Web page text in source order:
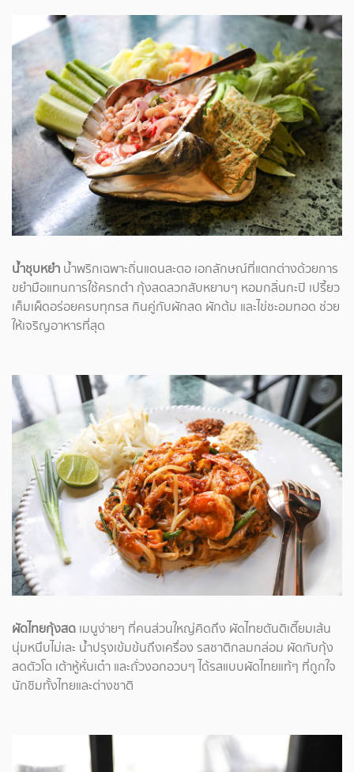
น้ำชุบหยำ น้ำพริกเฉพาะถิ่นแดนสะตอ เอกลักษณ์ที่แตกต่างด้วยการ
ขยำมือแทนการใช้ครกตำ กุ้งสดลวกสับหยาบๆ หอมกลิ่นกะปิ เปรี้ยว
เค็มเผ็ดอร่อยครบทุกรส กินคู่กับผักสด ผักต้ม และไข่ชะอมทอด ช่วย
ให้เจริญอาหารที่สุด
ผัดไทยกุ้งสด เมนูง่ายๆ ที่คนส่วนใหญ่คิดถึง ผัดไทยตันติเตี๊ยมเส้น
นุ่มหนึบไม่เละ น้ำปรุงเข้มข้นถึงเครื่อง รสชาติกลมกล่อม ผัดกับกุ้ง
สดตัวโต เต้าหู้หั่นเต๋า และถั่วงอกอวบๆ ได้รสแบบผัดไทยแท้ๆ ที่ถูกใจ
นักชิมทั้งไทยและต่างชาติ